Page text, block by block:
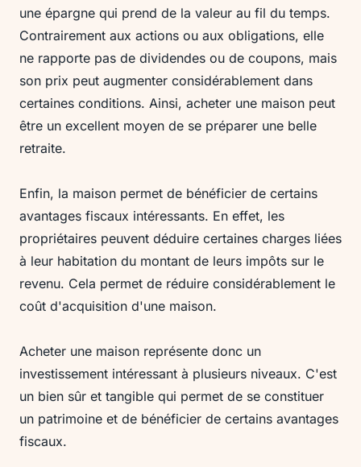
une épargne qui prend de la valeur au fil du temps.
Contrairement aux actions ou aux obligations, elle
ne rapporte pas de dividendes ou de coupons, mais
son prix peut augmenter considérablement dans
certaines conditions. Ainsi, acheter une maison peut
être un excellent moyen de se préparer une belle
retraite.
Enfin, la maison permet de bénéficier de certains
avantages fiscaux intéressants. En effet, les
propriétaires peuvent déduire certaines charges liées
à leur habitation du montant de leurs impôts sur le
revenu. Cela permet de réduire considérablement le
coût d'acquisition d'une maison.
Acheter une maison représente donc un
investissement intéressant à plusieurs niveaux. C'est
un bien sûr et tangible qui permet de se constituer
un patrimoine et de bénéficier de certains avantages
fiscaux.